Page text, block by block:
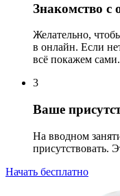
Знакомство с
Желательно,
в онлайн. Если
всё покажем сами.
3
Ваше
На вводном
присутствовать.
Начать бесплатно